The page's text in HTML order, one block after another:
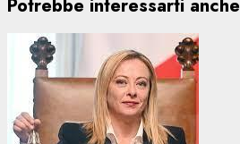
Potrebbe interessarti anche